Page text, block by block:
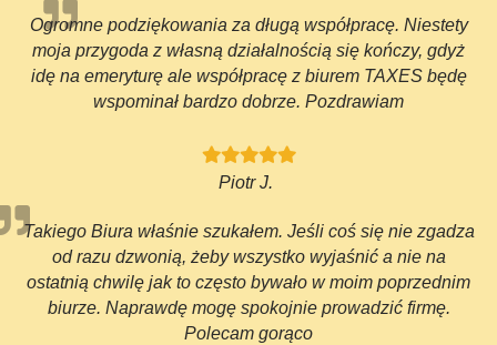
Ogromne podziękowania za długą współpracę. Niestety
moja przygoda z własną działalnością się kończy, gdyż
idę na emeryturę ale współpracę z biurem TAXES będę
wspominał bardzo dobrze. Pozdrawiam
Piotr J.
Takiego Biura właśnie szukałem. Jeśli coś się nie zgadza
od razu dzwonią, żeby wszystko wyjaśnić a nie na
ostatnią chwilę jak to często bywało w moim poprzednim
biurze. Naprawdę mogę spokojnie prowadzić firmę.
Polecam gorąco